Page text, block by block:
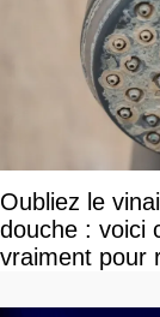
Oubliez le
douche : voici
vraiment pour